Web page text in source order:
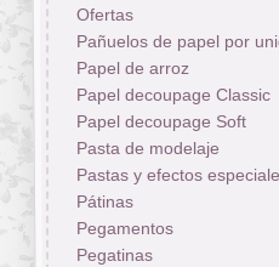
Ofertas
Pañuelos de papel por
Papel de arroz
Papel decoupage Classic
Papel decoupage Soft
Pasta de modelaje
Pastas y efectos
Pátinas
Pegamentos
Pegatinas